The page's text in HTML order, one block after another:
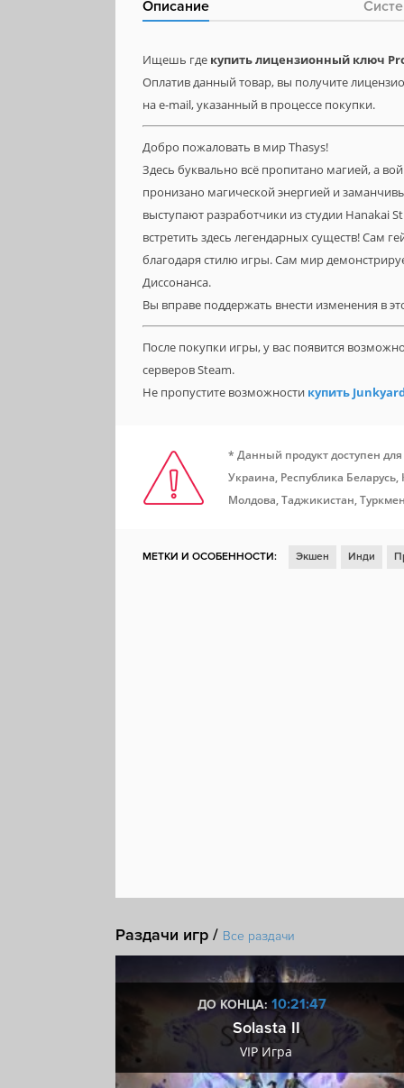
Описание
Ищешь где купить лицензионный ключ
Оплатив данный товар, вы получите
на e-mail, указанный в процессе покупки.
Добро пожаловать в мир Thasys!
Здесь буквально всё пропитано магией, а
пронизано магической энергией и
выступают разработчики из студии Hanakai
встретить здесь легендарных существ! Сам
благодаря стилю игры. Сам мир
Диссонанса.
Вы вправе поддержать внести изменения в
После покупки игры, у вас появится
серверов Steam.
Не пропустите возможности купить
* Данный продукт доступен
Украина, Республика
Молдова, Таджикистан,
МЕТКИ И ОСОБЕННОСТИ: Экшен Инди
Раздачи игр / Все раздачи
ДО КОНЦА: 10:21:46
Solasta II
VIP Игра